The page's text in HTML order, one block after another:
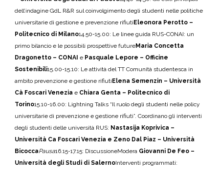
dell’indagine GdL R&R sul coinvolgimento degli studenti nelle politiche
universitarie di gestione e prevenzione rifiuti Eleonora Perotto –
Politecnico di Milano14.50-15.00: Le linee guida RUS-CONAI: un
primo bilancio e le possibili prospettive futureMaria Concetta
Dragonetto – CONAI e Pasquale Lepore – Officine
Sostenibili15.00-15.10: Le attività del TT Comunità studentesca in
ambito prevenzione e gestione rifiuti Elena Semenzin – Università
Cà Foscari Venezia e Chiara Genta – Politecnico di
Torino15.10-16.00: Lightning Talks “Il ruolo degli studenti nelle policy
universitarie di prevenzione e gestione rifiuti”. Coordinano gli interventi
degli studenti delle università RUS: Nastasija Koprivica –
Università Ca Foscari Venezia e Zeno Dal Piaz – Università
BicoccaPausa16.15-17.15: DiscussioneModera Giovanni De Feo –
Università degli Studi di SalernoInterventi programmati: